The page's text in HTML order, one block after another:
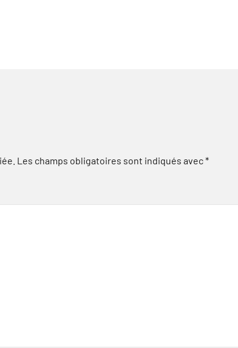
Les champs obligatoires sont indiqués avec*